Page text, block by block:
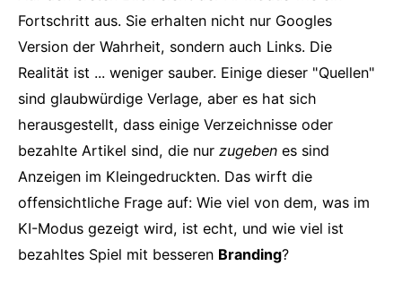
Fortschritt aus. Sie erhalten nicht nur Googles
Version der Wahrheit, sondern auch Links. Die
Realität ist ... weniger sauber. Einige dieser "Quellen"
sind glaubwürdige Verlage, aber es hat sich
herausgestellt, dass einige Verzeichnisse oder
bezahlte Artikel sind, die nur zugeben es sind
Anzeigen im Kleingedruckten. Das wirft die
offensichtliche Frage auf: Wie viel von dem, was im
KI-Modus gezeigt wird, ist echt, und wie viel ist
bezahltes Spiel mit besseren Branding?